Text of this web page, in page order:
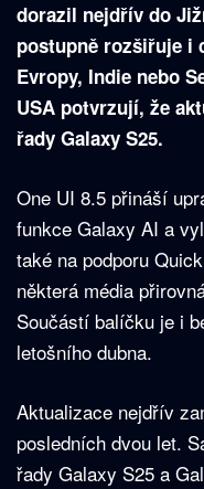
dorazil nejdřív do
postupně rozšiřuje i
Evropy, Indie nebo
USA potvrzují, že
řady Galaxy S25.
One UI 8.5 přináší
funkce Galaxy AI a
také na podporu
některá média
Součástí balíčku je i
letošního dubna.
Aktualizace nejdřív
posledních dvou let.
řady Galaxy S25 a